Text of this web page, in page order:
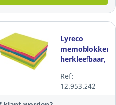
Lyreco
memoblokken,
herkleefbaar,
zomerkleuren,
75 x 125 mm,
Ref:
12.953.242